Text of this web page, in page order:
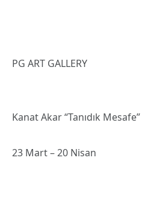
PG ART GALLERY
Kanat Akar “Tanıdık Mesafe”
23 Mart – 20 Nisan